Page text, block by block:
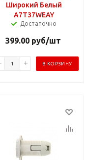
Широкий Белый
A7T37WEAY
Достаточно
399.00руб/шт
В КОРЗИНУ